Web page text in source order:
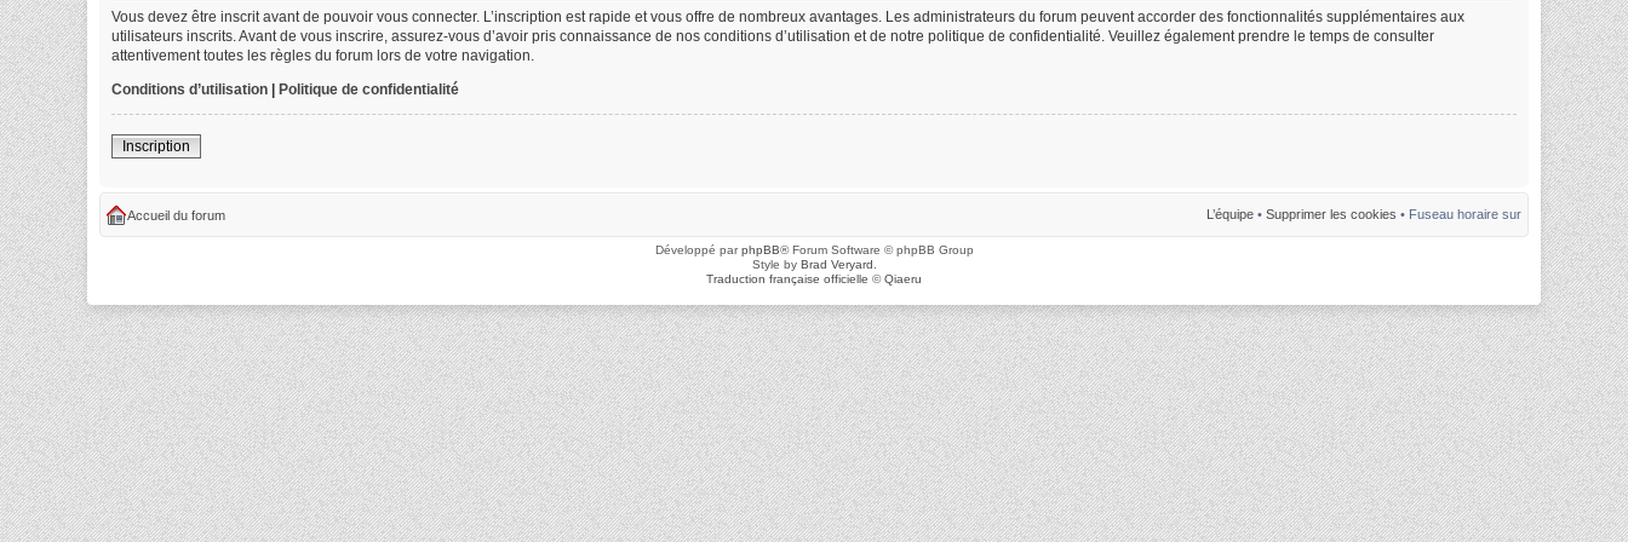
Vous devez être inscrit avant de pouvoir vous connecter. L’inscription est rapide et vous offre de nombreux avantages. Les administrateurs du forum peuvent accorder des fonctionnalités supplémentaires aux
utilisateurs inscrits. Avant de vous inscrire, assurez-vous d’avoir pris connaissance de nos conditions d’utilisation et de notre politique de confidentialité. Veuillez également prendre le temps de consulter
attentivement toutes les règles du forum lors de votre navigation.
Conditions d’utilisation | Politique de confidentialité
Inscription
Accueil du forum L’équipe • Supprimer les cookies • Fuseau horaire sur
Développé parphpBB® Forum Software © phpBB Group
Style by Brad Veryard
Traduction française officielle ©Qiaeru